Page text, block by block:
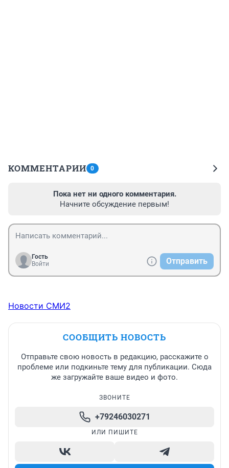
КОММЕНТАРИИ 0
Пока нет ни одного комментария.
Начните обсуждение первым!
Гость
Войти
Отправить
Новости СМИ2
СООБЩИТЬ НОВОСТЬ
Отправьте свою новость в редакцию, расскажите о
проблеме или подкиньте тему для публикации. Сюда
же загружайте ваше видео и фото.
ЗВОНИТЕ
+79246030271
ИЛИ ПИШИТЕ